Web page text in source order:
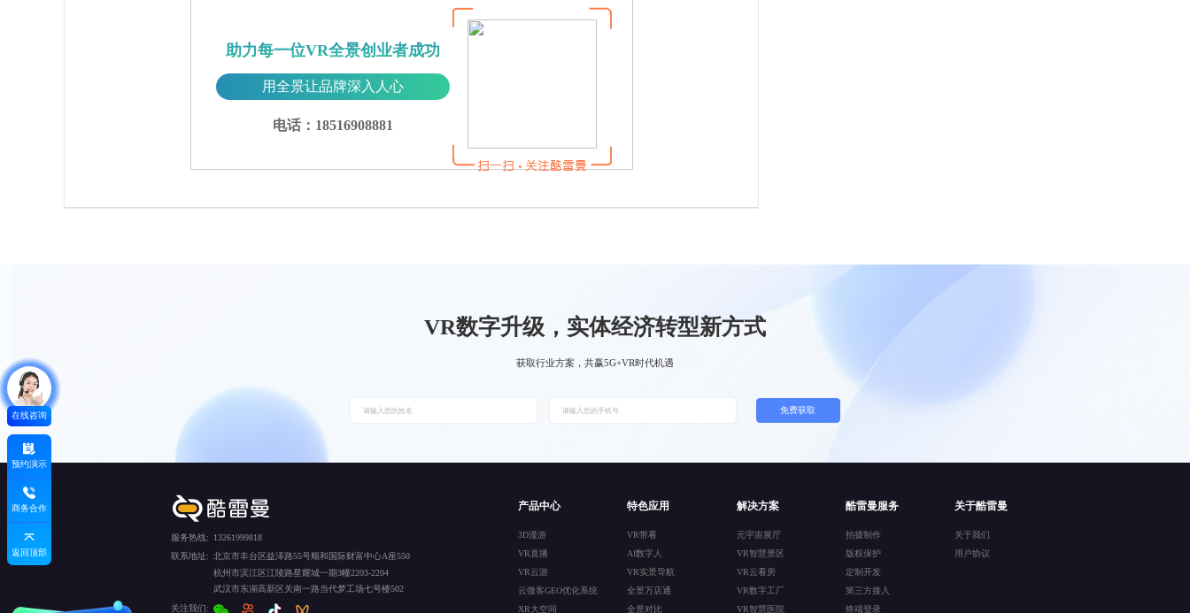
助力每一位VR全景创业者成功
用全景让品牌深入人心
电话：18516908881
在线咨询
预约演示
商务合作
返回顶部
VR数字升级，实体经济转型新方式
获取行业方案，共赢5G+VR时代机遇
免费获取
服务热线:
13261999818
联系地址: 北京市丰台区益泽路55号顺和国际财富中心A座550
杭州市滨江区江陵路星耀城一期3幢2203-2204
武汉市东湖高新区关南一路当代梦工场七号楼502
关注我们:
产品中心
3D漫游
VR直播
VR云游
云微客GEO优化系统
XR大空间
特色应用
VR带看
AI数字人
VR实景导航
全景万店通
全景对比
解决方案
元宇宙展厅
VR智慧景区
VR云看房
VR数字工厂
VR智慧医院
酷雷曼服务
拍摄制作
版权保护
定制开发
第三方接入
终端登录
关于酷雷曼
关于我们
用户协议